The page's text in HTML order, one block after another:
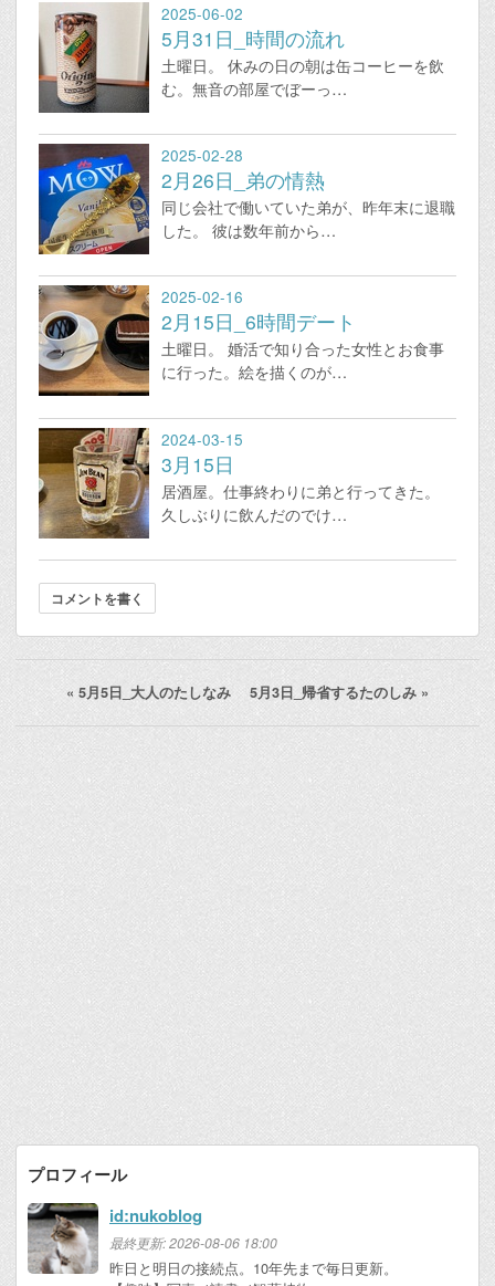
2025-06-02
5月31日_時間の流れ
土曜日。 休みの日の朝は缶コーヒーを飲
む。無音の部屋でぼーっ…
2025-02-28
2月26日_弟の情熱
同じ会社で働いていた弟が、昨年末に退職
した。 彼は数年前から…
2025-02-16
2月15日_6時間デート
土曜日。 婚活で知り合った女性とお食事
に行った。絵を描くのが…
2024-03-15
3月15日
居酒屋。仕事終わりに弟と行ってきた。
久しぶりに飲んだのでけ…
コメントを書く
«5月5日_大人のたしなみ 5月3日_帰省するたのしみ »
プロフィール
id:nukoblog
最終更新:2026-08-06 18:00
昨日と明日の接続点。10年先まで毎日更新。